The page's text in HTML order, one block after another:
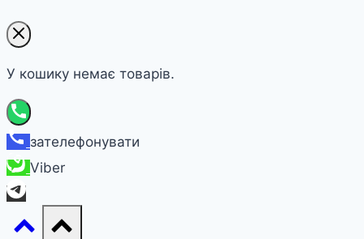
У кошику немає товарів.
зателефонувати
Viber